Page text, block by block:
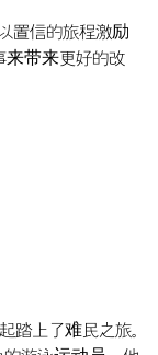
置信的旅程激励
来带来更好的改
上了难民之旅。